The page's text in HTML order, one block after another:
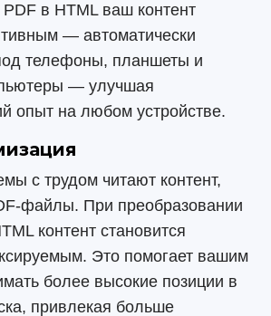
в HTML ваш контент
— автоматически
телефоны, планшеты и
— улучшая
опыт на любом устройстве.
с трудом читают контент,
файлы. При преобразовании
контент становится
Это помогает вашим
более высокие позиции в
привлекая больше